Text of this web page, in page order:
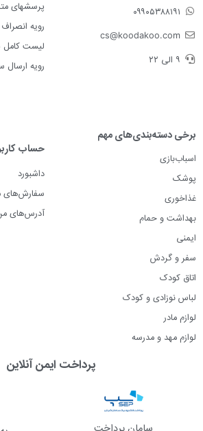
۰۹۹۰۵۳۸۸۱۹۱
cs@koodakoo.com
۹ الی ۲۲
پرسشهای
رویه انصراف
لیست
رویه
برخی دسته‌بندی‌های مهم
اسباب‌بازی
پوشک
غذاخوری
بهداشت و حمام
ایمنی
سفر و گردش
اتاق کودک
لباس نوزادی و کودک
لوازم مادر
لوازم مهد و مدرسه
حساب
داشبورد
سفارش‌های
آدرس‌های
پرداخت ایمن آنلاین